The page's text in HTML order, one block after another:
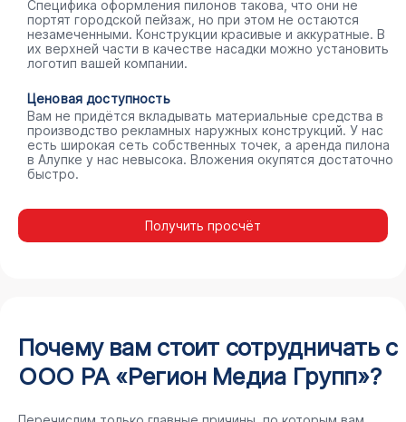
Специфика оформления пилонов такова, что они не
портят городской пейзаж, но при этом не остаются
незамеченными. Конструкции красивые и аккуратные. В
их верхней части в качестве насадки можно установить
логотип вашей компании.
Ценовая доступность
Вам не придётся вкладывать материальные средства в
производство рекламных наружных конструкций. У нас
есть широкая сеть собственных точек, а аренда пилона
в Алупке у нас невысока. Вложения окупятся достаточно
быстро.
Получить просчёт
Почему вам стоит сотрудничать с
ООО РА «Регион Медиа Групп»?